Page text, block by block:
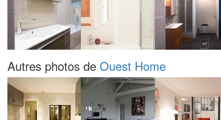
Autres photos de Ouest Home